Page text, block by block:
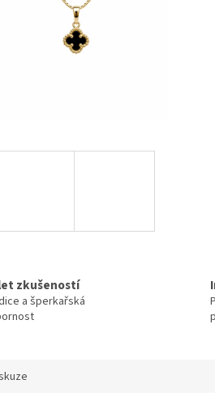
zkušeností
a šperkařská